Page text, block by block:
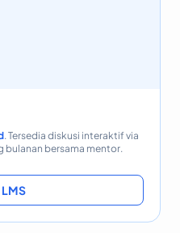
. Tersedia diskusi interaktif via
bulanan bersama mentor.